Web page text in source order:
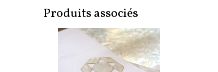
Produits associés